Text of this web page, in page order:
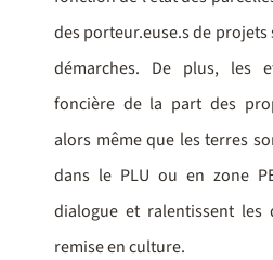
des porteur.euse.s de projets
démarches. De plus, les
foncière de la part des
alors même que les terres
dans le PLU ou en zone
dialogue et ralentissent les
remise en culture.